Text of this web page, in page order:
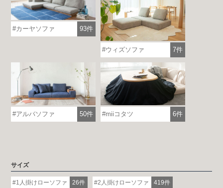
各地で出張ショールームを開催！
詳しくはこちら
カーヤソファ 93件
ウィズソファ 7件
アルバソファ 50件 miiコタツ 6件
サイズ
1人掛けローソファ 26件 2人掛けローソファ 419件